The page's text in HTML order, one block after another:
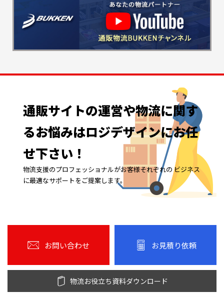
通販サイトの運営や物流に関す
るお悩みはロジデザインにお任
せ下さい！
物流支援のプロフェッショナルがお客様それぞれの ビジネス
に最適なサポートをご提案します。
お問い合わせ お見積り依頼
物流お役立ち資料ダウンロード